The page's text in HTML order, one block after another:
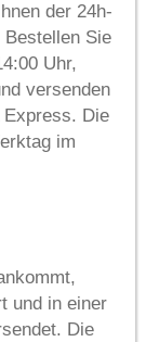
der 24h-
Bestellen Sie
Uhr,
versenden
Express. Die
im
und in einer
Die